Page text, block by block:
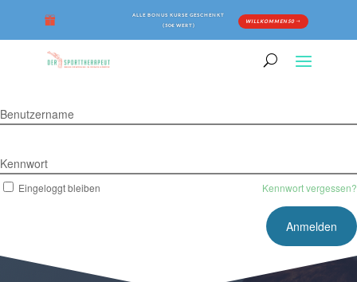
ALLE BONUS KURSE GESCHENKT
(50€ WERT)
WILLKOMMEN50
Benutzername
Kennwort
Eingeloggt bleiben Kennwort vergessen?